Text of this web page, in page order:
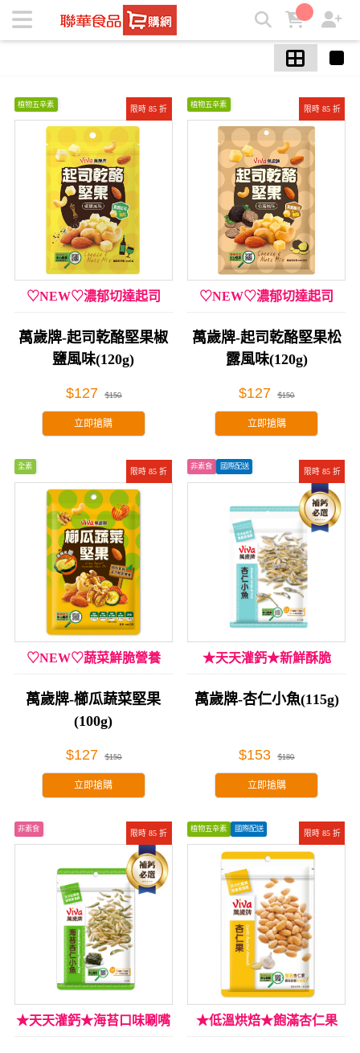
【萬歲牌】夾鏈袋堅果3件8折/滿6件75折/滿10件72折 | ★聯華
食品e購網★
限時 85 折
植物五辛素
♡NEW♡濃郁切達起司
萬歲牌-起司乾酪堅果椒
鹽風味(120g)
$127 $150
立即搶購
限時 85 折
植物五辛素
♡NEW♡濃郁切達起司
萬歲牌-起司乾酪堅果松
露風味(120g)
$127 $150
立即搶購
限時 85 折
全素
♡NEW♡蔬菜鮮脆營養
萬歲牌-櫛瓜蔬菜堅果
(100g)
$127 $150
立即搶購
限時 85 折
非素食 國際配送
★天天灌鈣★新鮮酥脆
萬歲牌-杏仁小魚(115g)
$153 $180
立即搶購
限時 85 折
非素食
★天天灌鈣★海苔口味唰嘴
限時 85 折
植物五辛素 國際配送
★低溫烘焙★飽滿杏仁果